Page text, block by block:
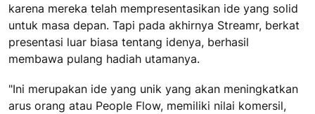
karena mereka telah mempresentasikan ide yang solid
untuk masa depan. Tapi pada akhirnya Streamr, berkat
presentasi luar biasa tentang idenya, berhasil
membawa pulang hadiah utamanya.
"Ini merupakan ide yang unik yang akan meningkatkan
arus orang atau People Flow, memiliki nilai komersil,